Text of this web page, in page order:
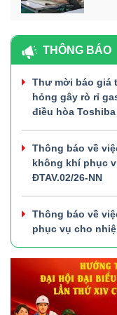
THÔNG BÁO
Thư mời báo giá
hỏng gây rò rỉ
điều hòa Toshiba
Thông báo về
không khí phục
ĐTAV.02/26-NN
Thông báo về
phục vụ cho